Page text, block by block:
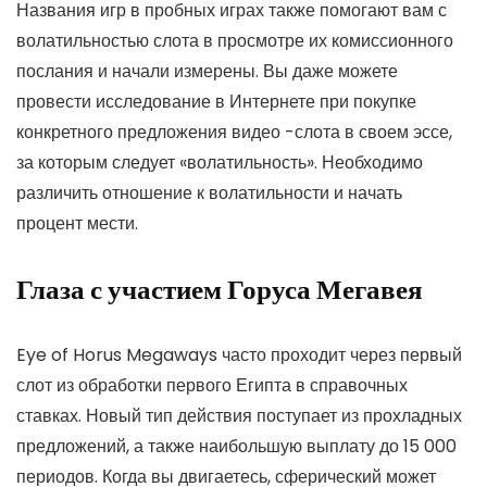
Названия игр в пробных играх также помогают вам с
волатильностью слота в просмотре их комиссионного
послания и начали измерены. Вы даже можете
провести исследование в Интернете при покупке
конкретного предложения видео -слота в своем эссе,
за которым следует «волатильность». Необходимо
различить отношение к волатильности и начать
процент мести.
Глаза с участием Горуса Мегавея
Eye of Horus Megaways часто проходит через первый
слот из обработки первого Египта в справочных
ставках. Новый тип действия поступает из прохладных
предложений, а также наибольшую выплату до 15 000
периодов. Когда вы двигаетесь, сферический может